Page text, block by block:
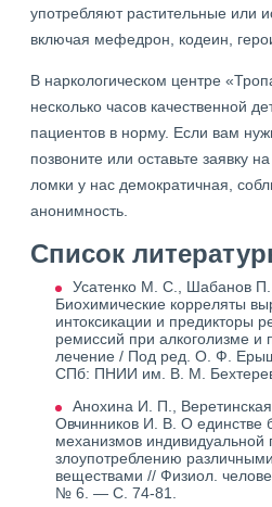
употребляют растительные или
включая мефедрон, кодеин,
В наркологическом центре
несколько часов качественной
пациентов в норму. Если вам
позвоните или оставьте заявку
ломки у нас демократичная,
анонимность.
Список
Усатенко М. С., Шабанов
Биохимические корреляты
интоксикации и предикторы
ремиссий при алкоголизме и
лечение / Под ред. О. Ф.
СПб: ПНИИ им. В. М.
Анохина И. П.,
Овчинников И. В. О единстве
механизмов индивидуальной
злоупотреблению
веществами // Физиол.
№ 6. — С. 74-81.